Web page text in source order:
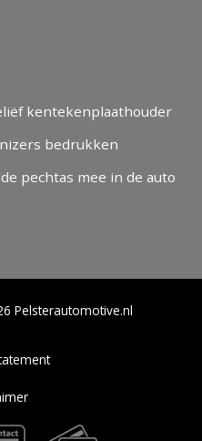
kentekenplaathouder
bedrukken
pechtas mee in de auto
Pelsterautomotive.nl